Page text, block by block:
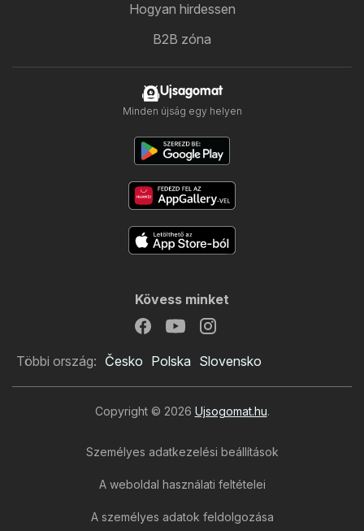
Hogyan hirdessen
B2B zóna
Ujsagomat
Minden újság egy helyen
Kövess minket
Többi ország: Česko Polska Slovensko
Copyright © 2026 Ujsogomat.hu.
Személyes adatkezelési beállítások
A weboldal használati feltételei
A személyes adatok feldolgozása